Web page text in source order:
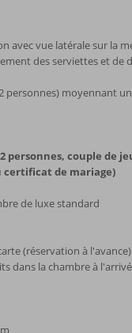
avec vue latérale sur la
des serviettes et de
personnes) moyennant
personnes, couple de
certificat de mariage)
de luxe standard
(réservation à l'avance)
dans la chambre à